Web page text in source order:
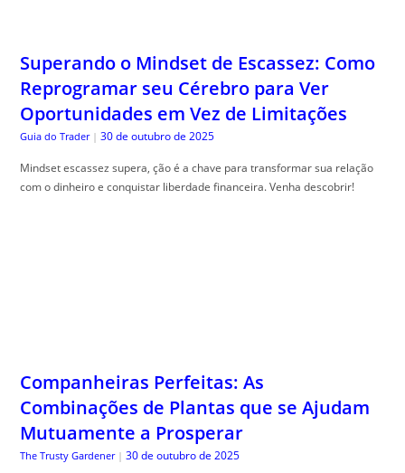
Superando o Mindset de Escassez: Como
Reprogramar seu Cérebro para Ver
Oportunidades em Vez de Limitações
Guia do Trader | 30 de outubro de 2025
Mindset escassez supera, ção é a chave para transformar sua relação
com o dinheiro e conquistar liberdade financeira. Venha descobrir!
Companheiras Perfeitas: As
Combinações de Plantas que se Ajudam
Mutuamente a Prosperar
The Trusty Gardener | 30 de outubro de 2025